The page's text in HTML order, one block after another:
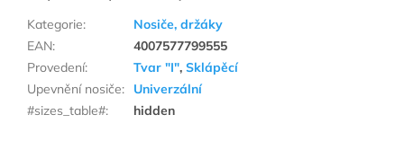
Kategorie:
Nosiče, držáky
EAN:
4007577799555
Provedení: Tvar "I", Sklápěcí
Upevnění nosiče:
Univerzální
#sizes_table#: hidden